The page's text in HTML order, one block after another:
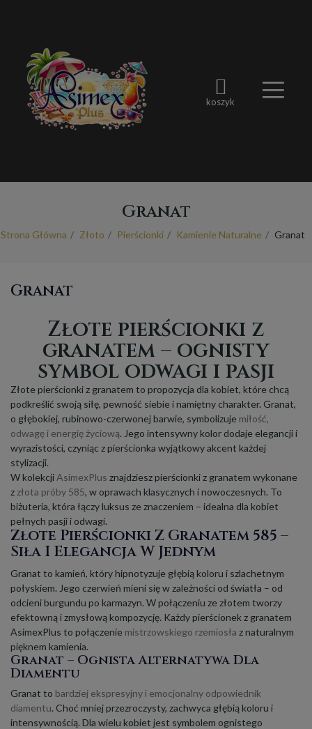
koszyk
Granat
Strona Główna Złoto Pierścionki Kamienie Naturalne Granat
Granat
Złote pierścionki z
granatem – ognisty
symbol odwagi i pasji
Złote pierścionki z granatem to propozycja dla kobiet, które chcą
podkreślić swoją siłę, pewność siebie i namiętny charakter. Granat,
o głębokiej, rubinowo-czerwonej barwie, symbolizuje miłość,
odwagę i energię życiową. Jego intensywny kolor dodaje elegancji i
wyrazistości, czyniąc z pierścionka wyjątkowy akcent każdej
stylizacji.
W kolekcji AsimexPlus znajdziesz pierścionki z granatem wykonane
z złota próby 585, w oprawach klasycznych i nowoczesnych. To
biżuteria, która łączy luksus ze znaczeniem – idealna dla kobiet
pełnych pasji i odwagi.
Złote Pierścionki Z Granatem 585 –
Siła I Elegancja W Jednym
Granat to kamień, który hipnotyzuje głębią koloru i szlachetnym
połyskiem. Jego czerwień mieni się w zależności od światła – od
odcieni burgundu po karmazyn. W połączeniu ze złotem tworzy
efektowną i zmysłową kompozycję. Każdy pierścionek z granatem
AsimexPlus to połączenie mistrzowskiego rzemiosła z naturalnym
pięknem kamienia.
Granat – Ognista Alternatywa Dla
Diamentu
Granat to bardziej ekspresyjny i emocjonalny odpowiednik
diamentu. Choć mniej przezroczysty, zachwyca głębią koloru i
intensywnością. Dla wielu kobiet jest symbolem ognistego